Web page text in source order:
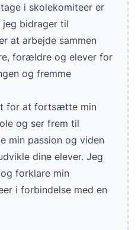
i skolekomiteer er
jeg bidrager til
at arbejde sammen
forældre og elever for
og fremme
for at fortsætte min
og ser frem til
min passion og viden
dine elever. Jeg
forklare min
i forbindelse med en